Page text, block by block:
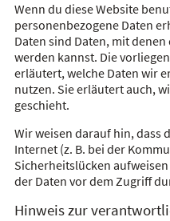
Wenn du diese Website
personenbezogene Daten
Daten sind Daten, mit
werden kannst. Die
erläutert, welche Daten wir
nutzen. Sie erläutert auch,
geschieht.
Wir weisen darauf hin, dass
Internet (z. B. bei der
Sicherheitslücken
der Daten vor dem Zugriff
Hinweis zur